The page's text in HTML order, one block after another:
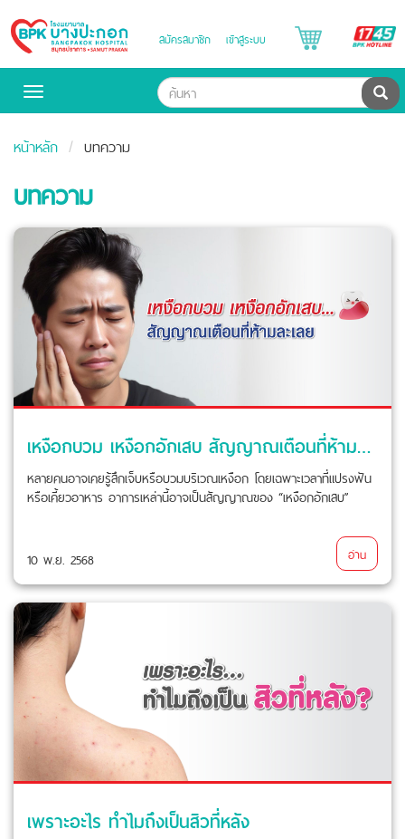
Bangpakok
Hospital
สมัครสมาชิก เข้าสู่ระบบ
Toggle
ค้น
หน้าหลัก บทความ
บทความ
เหงือกบวม เหงือกอักเสบ สัญญาณเตือนที่ห้ามละเลย
หลายคนอาจเคยรู้สึกเจ็บหรือบวมบริเวณเหงือก โดยเฉพาะเวลาที่แปรงฟัน
หรือเคี้ยวอาหาร อาการเหล่านี้อาจเป็นสัญญาณของ “เหงือกอักเสบ”
10 พ.ย. 2568 อ่าน
เพราะอะไร ทำไมถึงเป็นสิวที่หลัง